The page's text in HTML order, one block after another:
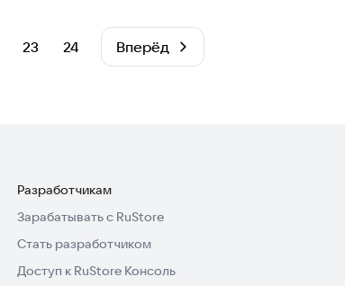
23 24 Вперёд
Разработчикам
Зарабатывать с RuStore
Стать разработчиком
Доступ к RuStore Консоль